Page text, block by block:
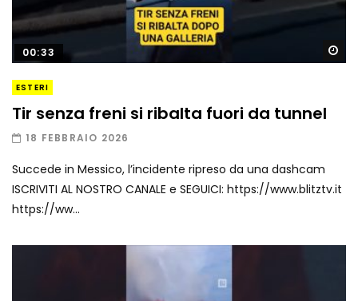
00:33
ESTERI
Tir senza freni si ribalta fuori da tunnel
18 FEBBRAIO 2026
Succede in Messico, l’incidente ripreso da una dashcam
ISCRIVITI AL NOSTRO CANALE e SEGUICI: https://www.blitztv.it
https://ww...